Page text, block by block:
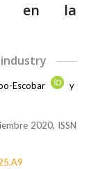
en la
Escobar
y
2020, ISSN